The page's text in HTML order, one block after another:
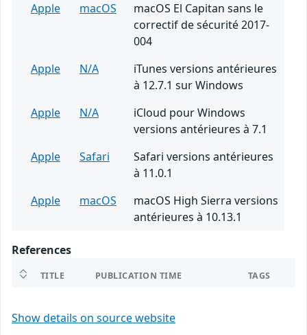
Apple
macOS
macOS El Capitan sans le
correctif de sécurité 2017-
004
Apple
N/A
iTunes versions antérieures
à 12.7.1 sur Windows
Apple
N/A
iCloud pour Windows
versions antérieures à 7.1
Apple
Safari
Safari versions antérieures
à 11.0.1
Apple
macOS
macOS High Sierra versions
antérieures à 10.13.1
References
TITLE PUBLICATION TIME TAGS
Show details on source website